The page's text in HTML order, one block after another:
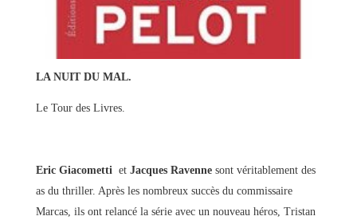
LA NUIT DU MAL.
Le Tour des Livres.
Eric Giacometti et Jacques Ravennesont véritablement des
as du thriller. Après les nombreux succès du commissaire
Marcas, ils ont relancé la série avec un nouveau héros, Tristan